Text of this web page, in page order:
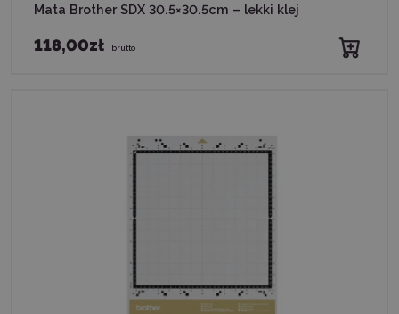
Mata Brother SDX 30.5×30.5cm – lekki klej
118,00zł brutto